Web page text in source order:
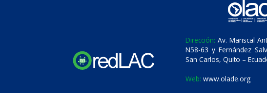
Dirección: Av. Mariscal
N58-63 y Fernández
San Carlos, Quito –
Web: www.olade.org